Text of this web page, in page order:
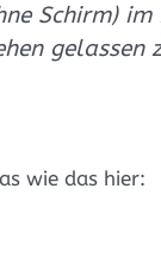
Schirm) im
gelassen
wie das hier: